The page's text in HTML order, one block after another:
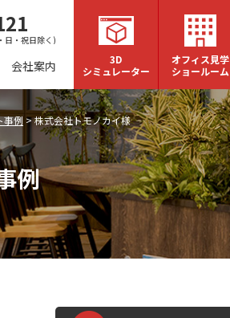
日・祝日除く)
会社案内
3D
シミュレーター
オフィス見学
ショールーム
事例 >株式会社トモノカイ様
例